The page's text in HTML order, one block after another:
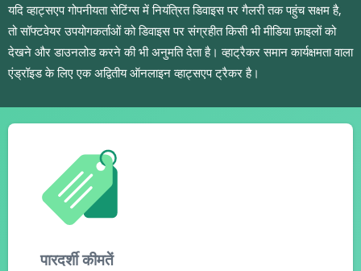
यदि व्हाट्सएप गोपनीयता सेटिंग्स में नियंत्रित डिवाइस पर गैलरी तक पहुंच सक्षम है,
तो सॉफ्टवेयर उपयोगकर्ताओं को डिवाइस पर संग्रहीत किसी भी मीडिया फ़ाइलों को
देखने और डाउनलोड करने की भी अनुमति देता है। व्हाट्रैकर समान कार्यक्षमता वाला
एंड्रॉइड के लिए एक अद्वितीय ऑनलाइन व्हाट्सएप ट्रैकर है।
पारदर्शी कीमतें